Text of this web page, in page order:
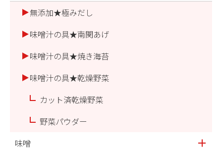
無添加★極みだし
味噌汁の具★南関あげ
味噌汁の具★焼き海苔
味噌汁の具★乾燥野菜
カット済乾燥野菜
野菜パウダー
味噌